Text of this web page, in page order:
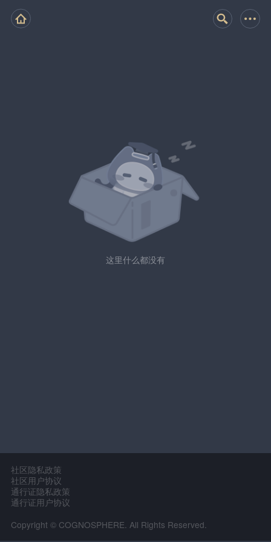
这里什么都没有
社区隐私政策
社区用户协议
通行证隐私政策
通行证用户协议
Copyright © COGNOSPHERE. All Rights Reserved.